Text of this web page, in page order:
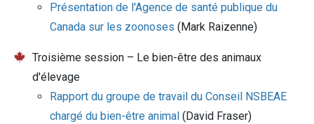
Présentation de l'Agence de santé publique du
Canada sur les zoonoses(Mark Raizenne)
Troisième session – Le bien-être des animaux
d'élevage
Rapport du groupe de travail du Conseil NSBEAE
chargé du bien-être animal(David Fraser)